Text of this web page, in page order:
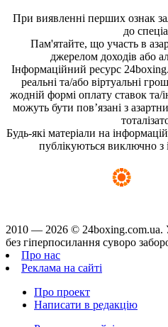
При виявленні перших ознак
до
Пам'ятайте, що участь в
джерелом доходів або
Інформаційний ресурс
реальні та/або віртуальні
жодній формі оплату ставок та/
можуть бути пов’язані з
Будь-які матеріали на
публікуються виключно
2010 — 2026 © 24boxing.com.ua.
без гіперпосилання суворо
Про нас
Реклама на сайті
Про проект
Написати в редакцію